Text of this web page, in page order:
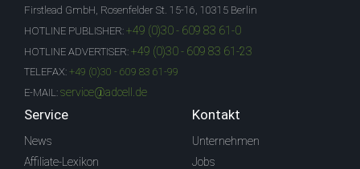
Firstlead GmbH, Rosenfelder St. 15-16, 10315 Berlin
HOTLINE PUBLISHER: +49 (0)30 - 609 83 61-0
HOTLINE ADVERTISER: +49 (0)30 - 609 83 61-23
TELEFAX: +49 (0)30 - 609 83 61-99
E-MAIL: service@adcell.de
Service
News
Affiliate-Lexikon
Kontakt
Unternehmen
Jobs